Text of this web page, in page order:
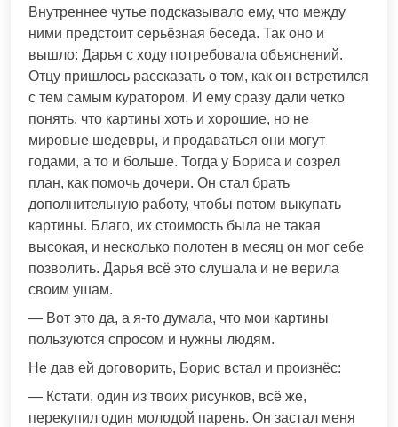
Внутреннее чутье подсказывало ему, что между
ними предстоит серьёзная беседа. Так оно и
вышло: Дарья с ходу потребовала объяснений.
Отцу пришлось рассказать о том, как он встретился
с тем самым куратором. И ему сразу дали четко
понять, что картины хоть и хорошие, но не
мировые шедевры, и продаваться они могут
годами, а то и больше. Тогда у Бориса и созрел
план, как помочь дочери. Он стал брать
дополнительную работу, чтобы потом выкупать
картины. Благо, их стоимость была не такая
высокая, и несколько полотен в месяц он мог себе
позволить. Дарья всё это слушала и не верила
своим ушам.
— Вот это да, а я-то думала, что мои картины
пользуются спросом и нужны людям.
Не дав ей договорить, Борис встал и произнёс:
— Кстати, один из твоих рисунков, всё же,
перекупил один молодой парень. Он застал меня